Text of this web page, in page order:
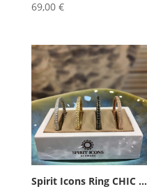
69,00 €
Spirit Icons Ring CHIC RUSTIC 1,5mm